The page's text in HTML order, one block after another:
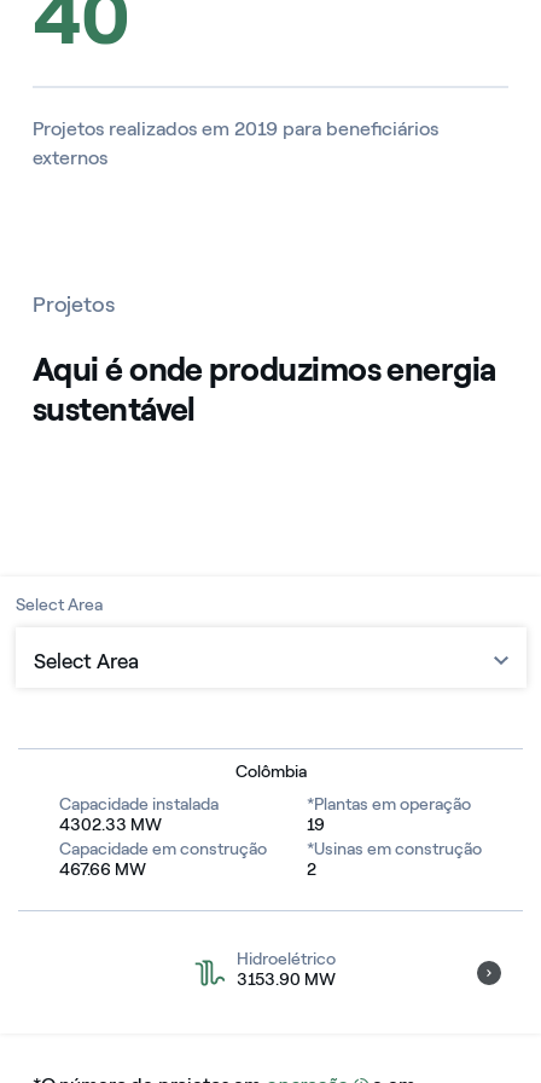
Projetos realizados em 2019 para beneficiários
externos
Projetos
Aqui é onde produzimos energia
sustentável
Select Area
Select Area
Darío Valencia
El Paso
Colômbia
Capacidade instalada
4302.33 MW
Capacidade em construção
467.66 MW
*Plantas em operação
19
*Usinas em construção
2
Hidroelétrico
3153.90 MW